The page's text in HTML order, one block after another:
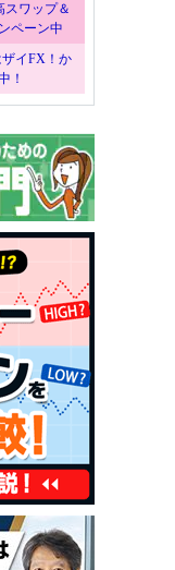
スワップ＆
ペーン中
イFX！か
！